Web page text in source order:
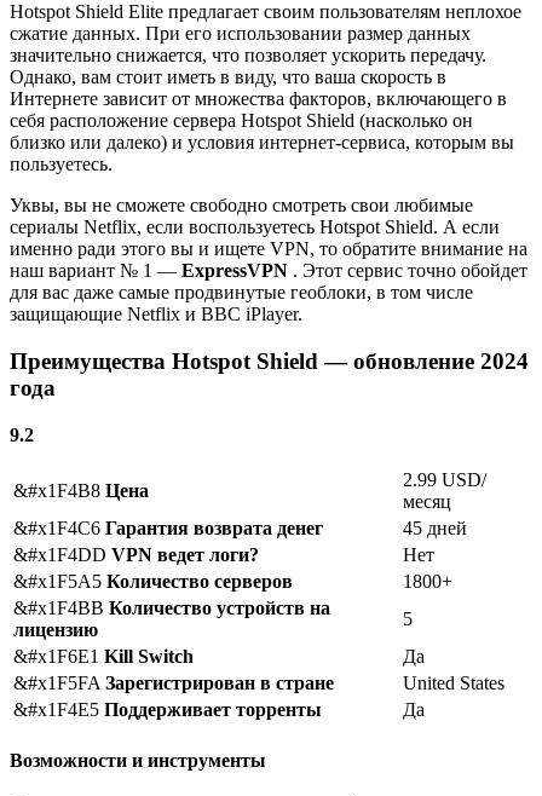
Hotspot Shield Elite предлагает своим пользователям неплохое
сжатие данных. При его использовании размер данных
значительно снижается, что позволяет ускорить передачу.
Однако, вам стоит иметь в виду, что ваша скорость в
Интернете зависит от множества факторов, включающего в
себя расположение сервера Hotspot Shield (насколько он
близко или далеко) и условия интернет-сервиса, которым вы
пользуетесь.
Уквы, вы не сможете свободно смотреть свои любимые
сериалы Netflix, если воспользуетесь Hotspot Shield. А если
именно ради этого вы и ищете VPN, то обратите внимание на
наш вариант № 1 — ExpressVPN . Этот сервис точно обойдет
для вас даже самые продвинутые геоблоки, в том числе
защищающие Netflix и BBC iPlayer.
Преимущества Hotspot Shield — обновление 2024
года
9.2
&#x1F4B8 Цена
2.99 USD/
месяц
&#x1F4C6 Гарантия возврата денег
45 дней
&#x1F4DD VPN ведет логи?
Нет
&#x1F5A5 Количество серверов
1800+
&#x1F4BB Количество устройств на
лицензию
5
&#x1F6E1 Kill Switch
Да
&#x1F5FA Зарегистрирован в стране
United States
&#x1F4E5 Поддерживает торренты Да
Возможности и инструменты